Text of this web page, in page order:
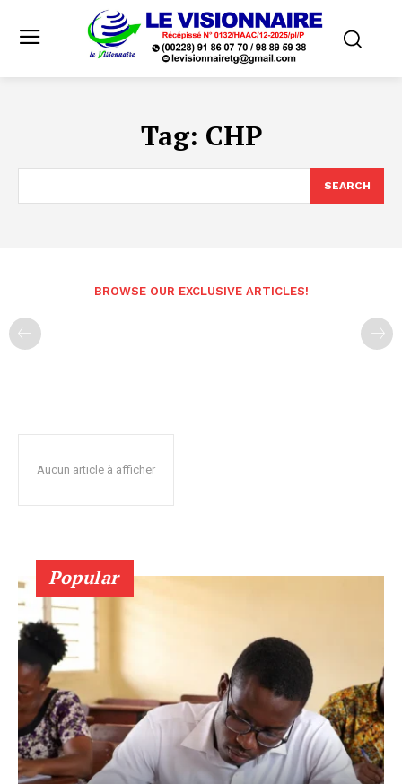
Tag: CHP
SEARCH
BROWSE OUR EXCLUSIVE ARTICLES!
Aucun article à afficher
Popular